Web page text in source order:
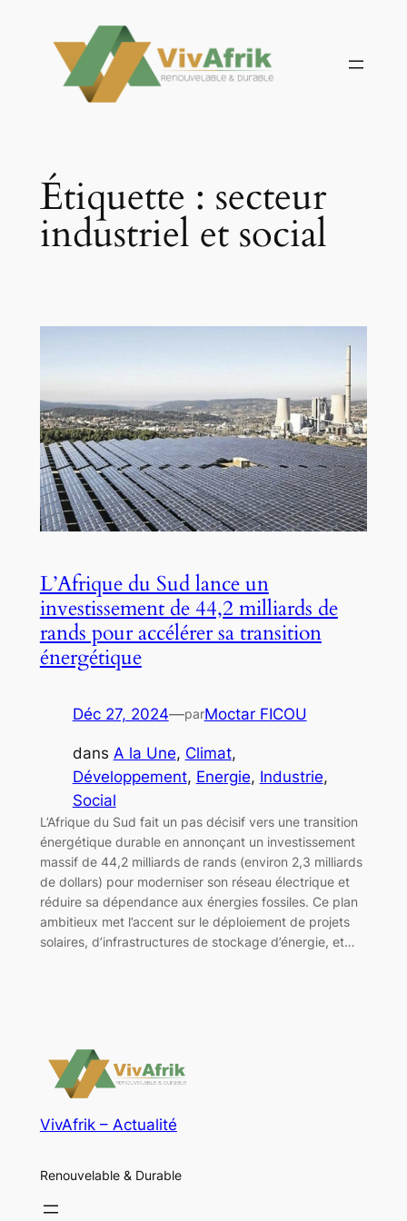
contenu
Étiquette : secteur
industriel et social
L’Afrique du Sud lance un
investissement de 44,2 milliards de
rands pour accélérer sa transition
énergétique
Déc 27, 2024—parMoctar FICOU
dans A la Une, Climat
Développement, Energie, Industrie
Social
L’Afrique du Sud fait un pas décisif vers une transition
énergétique durable en annonçant un investissement
massif de 44,2 milliards de rands (environ 2,3 milliards
de dollars) pour moderniser son réseau électrique et
réduire sa dépendance aux énergies fossiles. Ce plan
ambitieux met l’accent sur le déploiement de projets
solaires, d’infrastructures de stockage d’énergie, et…
VivAfrik – Actualité
Renouvelable & Durable